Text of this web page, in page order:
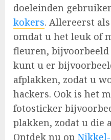
doeleinden
kokers. Allereerst
omdat u het leuk of
fleuren, bijvoorbeeld
kunt u er
afplakken, zodat u
hackers. Ook is het
fotosticker
plakken, zodat u die
Ontdek nu op